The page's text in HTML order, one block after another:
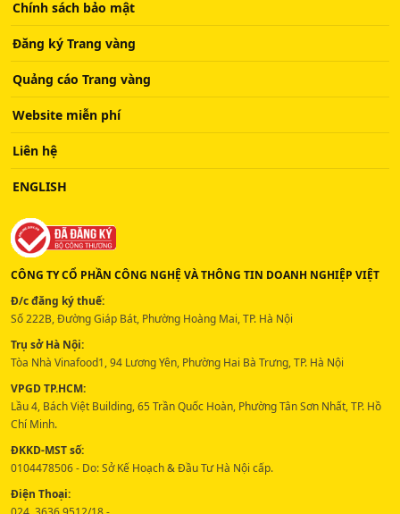
Chính sách bảo mật
Đăng ký Trang vàng
Quảng cáo Trang vàng
Website miễn phí
Liên hệ
ENGLISH
CÔNG TY CỔ PHẦN CÔNG NGHỆ VÀ THÔNG TIN DOANH NGHIỆP VIỆT
Đ/c đăng ký thuế:
Số 222B, Đường Giáp Bát, Phường Hoàng Mai, TP. Hà Nội
Trụ sở Hà Nội:
Tòa Nhà Vinafood1, 94 Lương Yên, Phường Hai Bà Trưng, TP. Hà Nội
VPGD TP.HCM:
Lầu 4, Bách Việt Building, 65 Trần Quốc Hoàn, Phường Tân Sơn Nhất, TP. Hồ
Chí Minh.
ĐKKD-MST số:
0104478506 - Do: Sở Kế Hoạch & Đầu Tư Hà Nội cấp.
Điện Thoại: